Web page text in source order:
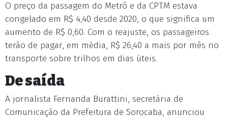
O preço da passagem do Metrô e da CPTM estava
congelado em R$ 4,40 desde 2020, o que significa um
aumento de R$ 0,60. Com o reajuste, os passageiros
terão de pagar, em média, R$ 26,40 a mais por mês no
transporte sobre trilhos em dias úteis.
De saída
A jornalista Fernanda Burattini, secretária de
Comunicação da Prefeitura de Sorocaba, anunciou